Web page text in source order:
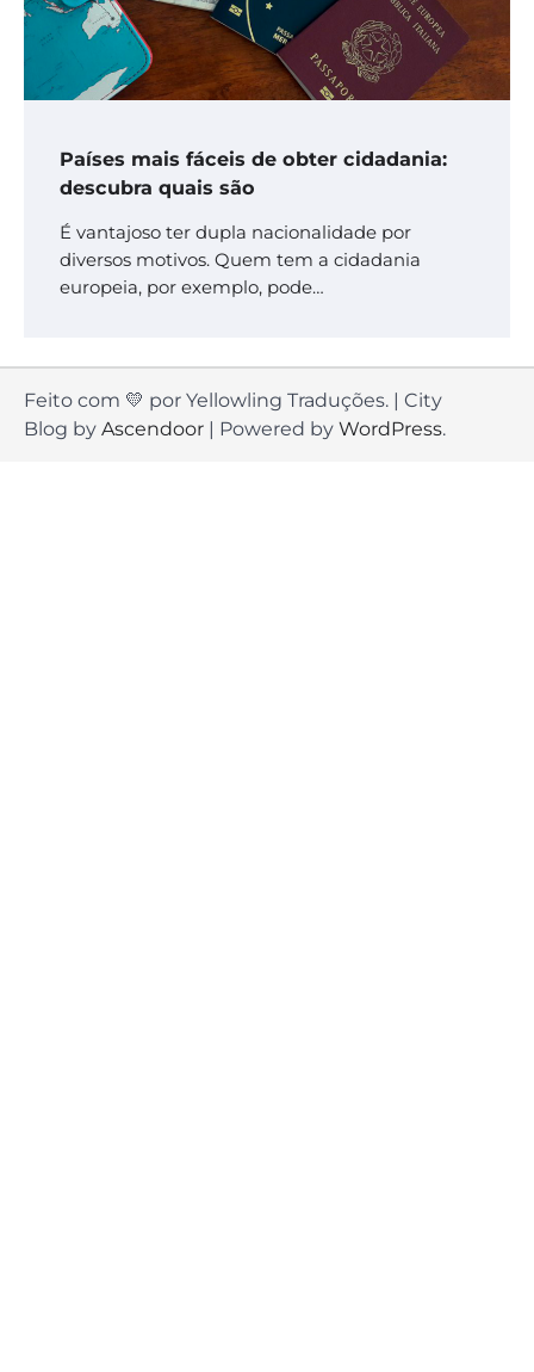
Países mais fáceis de obter cidadania:
descubra quais são
É vantajoso ter dupla nacionalidade por
diversos motivos. Quem tem a cidadania
europeia, por exemplo, pode…
Feito com 💛 por Yellowling Traduções. | City
Blog by Ascendoor | Powered by WordPress.